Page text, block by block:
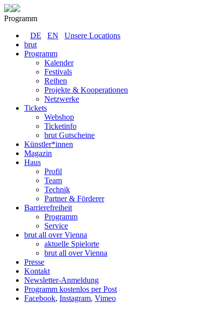
Programm
DE
EN
Unsere Locations
brut
Programm
Kalender
Festivals
Reihen
Projekte & Kooperationen
Netzwerke
Tickets
Webshop
Ticketinfo
brut Gutscheine
Künstler*innen
Magazin
Haus
Profil
Team
Technik
Partner & Förderer
Barrierefreiheit
Programm
Service
brut all over Vienna
aktuelle Spielorte
brut all over Vienna
Presse
Kontakt
Newsletter-Anmeldung
Programm kostenlos per Post
Facebook, Instagram, Vimeo